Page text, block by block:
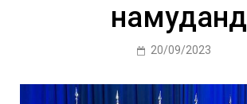
намуданд
20/09/2023